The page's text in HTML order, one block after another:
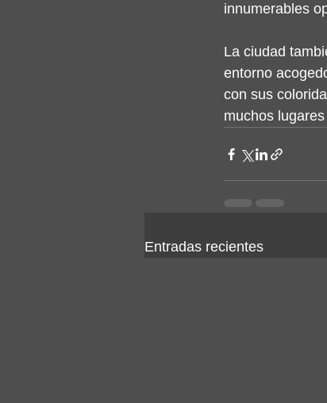
innumerables
La ciudad
entorno
con sus
muchos
Entradas recientes